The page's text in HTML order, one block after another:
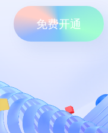
免费开通